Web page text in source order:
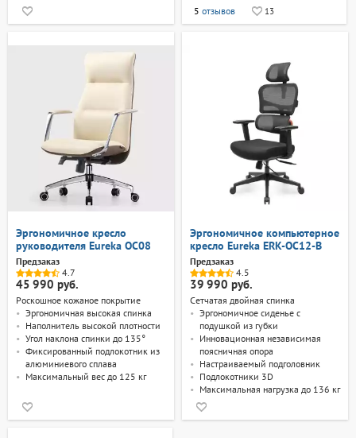
5 отзывов 13
Эргономичное кресло
руководителя Eureka OC08
Предзаказ
4.7
45 990 руб.
Роскошное кожаное покрытие
Эргономичная высокая спинка
Наполнитель высокой плотности
Угол наклона спинки до 135°
Фиксированный подлокотник из
алюминиевого сплава
Максимальный вес до 125 кг
Эргономичное компьютерное
кресло Eureka ERK-OC12-B
Предзаказ
4.5
39 990 руб.
Сетчатая двойная спинка
Эргономичное сиденье с
подушкой из губки
Инновационная независимая
поясничная опора
Настраиваемый подголовник
Подлокотники 3D
Максимальная нагрузка до 136 кг